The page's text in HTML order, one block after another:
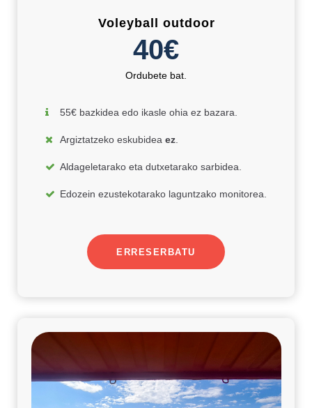
Voleyball outdoor
40€
Ordubete bat.
55€ bazkidea edo ikasle ohia ez bazara.
Argiztatzeko eskubideaez
Aldageletarako eta dutxetarako sarbidea.
Edozein ezustekotarako laguntzako monitorea.
ERRESERBATU